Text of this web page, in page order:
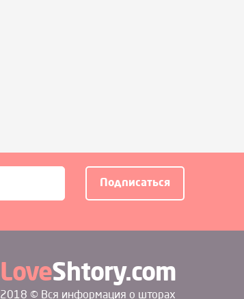
LoveShtory.com
2018 © Вся информация о шторах